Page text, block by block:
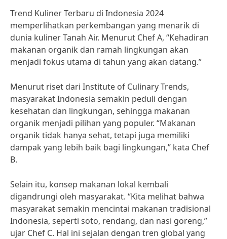
Trend Kuliner Terbaru di Indonesia 2024
memperlihatkan perkembangan yang menarik di
dunia kuliner Tanah Air. Menurut Chef A, “Kehadiran
makanan organik dan ramah lingkungan akan
menjadi fokus utama di tahun yang akan datang.”
Menurut riset dari Institute of Culinary Trends,
masyarakat Indonesia semakin peduli dengan
kesehatan dan lingkungan, sehingga makanan
organik menjadi pilihan yang populer. “Makanan
organik tidak hanya sehat, tetapi juga memiliki
dampak yang lebih baik bagi lingkungan,” kata Chef
B.
Selain itu, konsep makanan lokal kembali
digandrungi oleh masyarakat. “Kita melihat bahwa
masyarakat semakin mencintai makanan tradisional
Indonesia, seperti soto, rendang, dan nasi goreng,”
ujar Chef C. Hal ini sejalan dengan tren global yang